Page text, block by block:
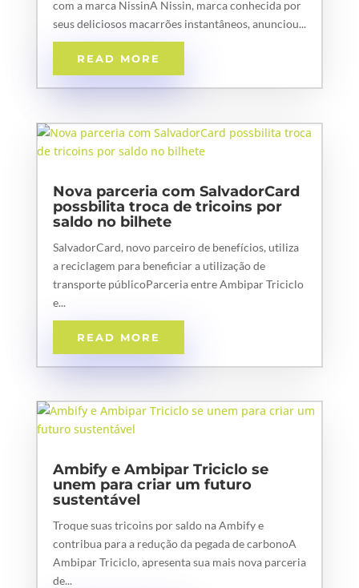
com a marca NissinA Nissin, marca conhecida por
seus deliciosos macarrões instantâneos, anunciou...
READ MORE
Nova parceria com SalvadorCard
possbilita troca de tricoins por
saldo no bilhete
SalvadorCard, novo parceiro de benefícios, utiliza
a reciclagem para beneficiar a utilização de
transporte públicoParceria entre Ambipar Triciclo
e...
READ MORE
Ambify e Ambipar Triciclo se
unem para criar um futuro
sustentável
Troque suas tricoins por saldo na Ambify e
contribua para a redução da pegada de carbonoA
Ambipar Triciclo, apresenta sua mais nova parceria
de...